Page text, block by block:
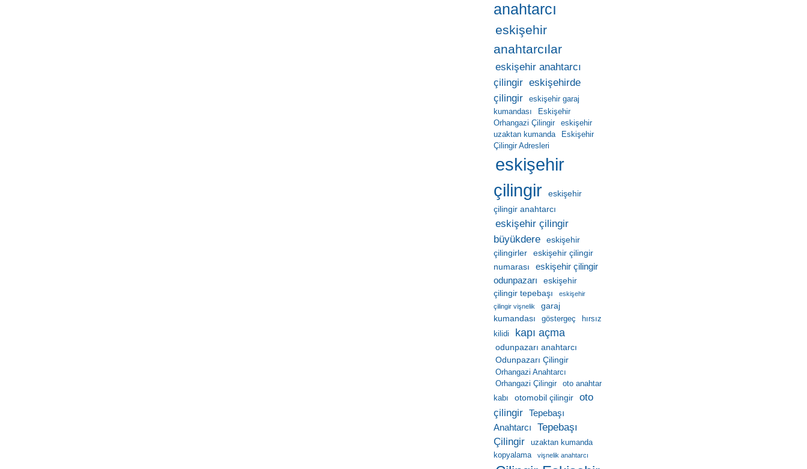
anahtarcı
eskişehir
anahtarcılar
eskişehir anahtarcı
çilingir eskişehirde
çilingir
eskişehir garaj
kumandası
Eskişehir
Orhangazi Çilingir
eskişehir
uzaktan kumanda
Eskişehir
Çilingir Adresleri
eskişehir
çilingir
eskişehir
çilingir anahtarcı
eskişehir çilingir
büyükdere
eskişehir
çilingirler
eskişehir çilingir
numarası
eskişehir çilingir
odunpazarı
eskişehir
çilingir tepebaşı
eskişehir
çilingir vişnelik
garaj
kumandası
göstergeç
hırsız
kilidi
kapı açma
odunpazarı anahtarcı
Odunpazarı Çilingir
Orhangazi Anahtarcı
Orhangazi Çilingir
oto anahtar
kabı
otomobil çilingir
oto
çilingir Tepebaşı
Anahtarcı
Tepebaşı
Çilingir
uzaktan kumanda
kopyalama
vişnelik anahtarcı